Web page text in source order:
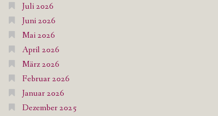
Juli 2026
Juni 2026
Mai 2026
April 2026
März 2026
Februar 2026
Januar 2026
Dezember 2025